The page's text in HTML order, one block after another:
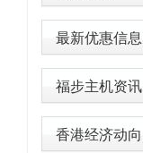
最新优惠信息
福步主机资讯
香港经济动向